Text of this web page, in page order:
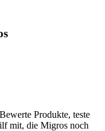
Produkte, teste
mit, die Migros noch